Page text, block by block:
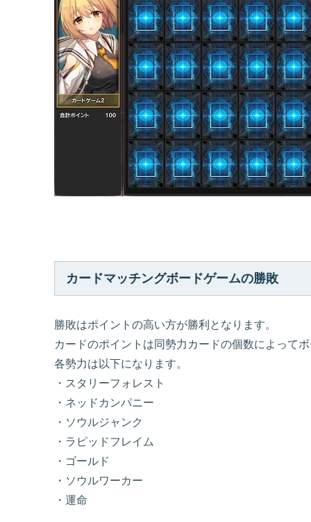
カードマッチングボードゲームの勝敗
勝敗はポイントの高い方が勝利となります。
カードのポイントは同勢力カードの個数によって
各勢力は以下になります。
・スタリーフォレスト
・ネッドカンパニー
・ソウルジャンク
・ラピッドフレイム
・ゴールド
・ソウルワーカー
・運命